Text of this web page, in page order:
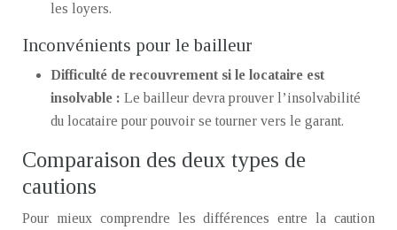
les loyers.
Inconvénients pour le bailleur
Difficulté de recouvrement si le locataire est
insolvable : Le bailleur devra prouver l’insolvabilité
du locataire pour pouvoir se tourner vers le garant.
Comparaison des deux types de
cautions
Pour mieux comprendre les différences entre la caution